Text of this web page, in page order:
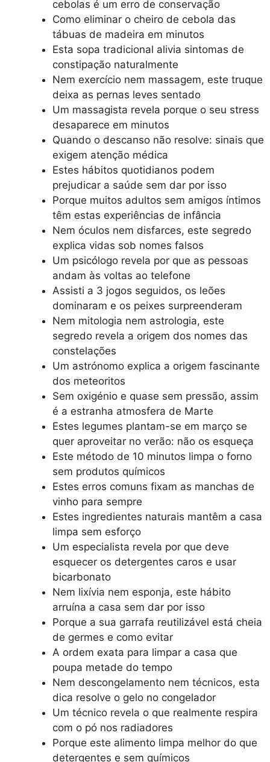
cebolas é um erro de conservação
Como eliminar o cheiro de cebola das
tábuas de madeira em minutos
Esta sopa tradicional alivia sintomas de
constipação naturalmente
Nem exercício nem massagem, este truque
deixa as pernas leves sentado
Um massagista revela porque o seu stress
desaparece em minutos
Quando o descanso não resolve: sinais que
exigem atenção médica
Estes hábitos quotidianos podem
prejudicar a saúde sem dar por isso
Porque muitos adultos sem amigos íntimos
têm estas experiências de infância
Nem óculos nem disfarces, este segredo
explica vidas sob nomes falsos
Um psicólogo revela por que as pessoas
andam às voltas ao telefone
Assisti a 3 jogos seguidos, os leões
dominaram e os peixes surpreenderam
Nem mitologia nem astrologia, este
segredo revela a origem dos nomes das
constelações
Um astrónomo explica a origem fascinante
dos meteoritos
Sem oxigénio e quase sem pressão, assim
é a estranha atmosfera de Marte
Estes legumes plantam-se em março se
quer aproveitar no verão: não os esqueça
Este método de 10 minutos limpa o forno
sem produtos químicos
Estes erros comuns fixam as manchas de
vinho para sempre
Estes ingredientes naturais mantêm a casa
limpa sem esforço
Um especialista revela por que deve
esquecer os detergentes caros e usar
bicarbonato
Nem lixívia nem esponja, este hábito
arruína a casa sem dar por isso
Porque a sua garrafa reutilizável está cheia
de germes e como evitar
A ordem exata para limpar a casa que
poupa metade do tempo
Nem descongelamento nem técnicos, esta
dica resolve o gelo no congelador
Um técnico revela o que realmente respira
com o pó nos radiadores
Porque este alimento limpa melhor do que
detergentes e sem químicos